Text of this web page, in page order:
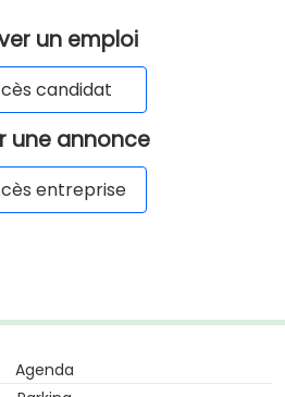
un emploi
candidat
une annonce
entreprise
Agenda